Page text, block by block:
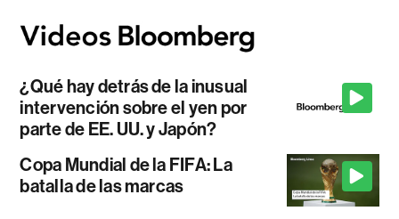
¿Qué hay detrás de la inusual
intervención sobre el yen por
parte de EE. UU. y Japón?
Copa Mundial de la FIFA: La
batalla de las marcas